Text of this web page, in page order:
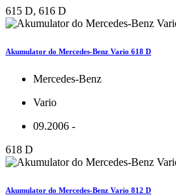
615 D, 616 D
Akumulator do Mercedes-Benz Vario 618 D
Mercedes-Benz
Vario
09.2006 -
618 D
Akumulator do Mercedes-Benz Vario 812 D